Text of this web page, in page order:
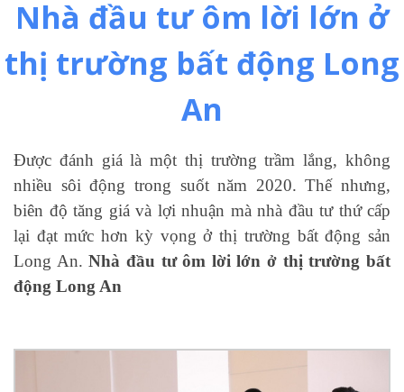
Nhà đầu tư ôm lời lớn ở
thị trường bất động Long
An
Được đánh giá là một thị trường trầm lắng, không
nhiều sôi động trong suốt năm 2020. Thế nhưng,
biên độ tăng giá và lợi nhuận mà nhà đầu tư thứ cấp
lại đạt mức hơn kỳ vọng ở thị trường bất động sản
Long An.Nhà đầu tư ôm lời lớn ở thị trường bất
động Long An